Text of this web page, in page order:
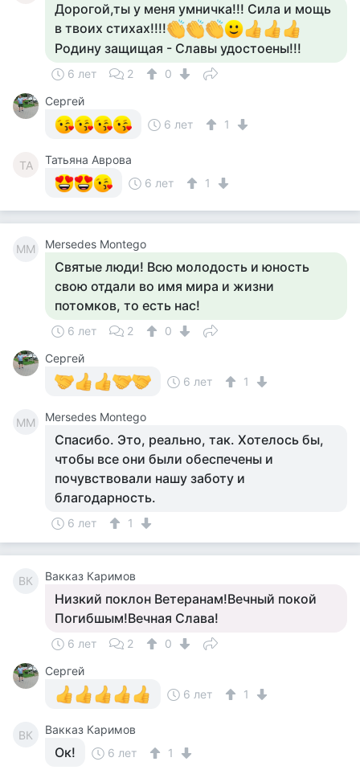
Дорогой,ты у меня умничка!!! Сила и мощь
в твоих стихах!!!!
Родину защищая - Славы удостоены!!!
6 лет 2
0
Сергей
6 лет
1
ТА
Татьяна Аврова
6 лет
1
MM Mersedes Montego
Святые люди! Всю молодость и юность
свою отдали во имя мира и жизни
потомков, то есть нас!
6 лет 2
0
Сергей
6 лет
1
MM Mersedes Montego
Спасибо. Это, реально, так. Хотелось бы,
чтобы все они были обеспечены и
почувствовали нашу заботу и
благодарность.
6 лет 1
ВК Вакказ Каримов
Низкий поклон Ветеранам!Вечный покой
Погибшым!Вечная Слава!
6 лет 2
0
Сергей
6 лет
1
ВК Вакказ Каримов
Ок! 6 лет 1